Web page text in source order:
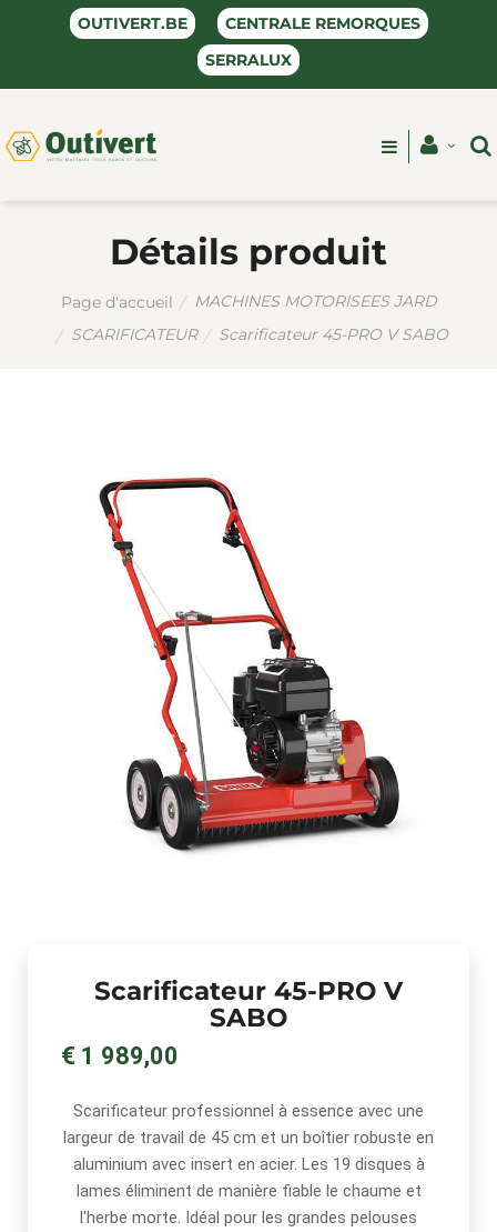
OUTIVERT.BE
CENTRALE REMORQUES
SERRALUX
Détails produit
Page d'accueil
MACHINES MOTORISEES JARD
SCARIFICATEUR
Scarificateur 45-PRO V SABO
Scarificateur 45-PRO V
SABO
€ 1 989,00
Scarificateur professionnel à essence avec une
largeur de travail de 45 cm et un boîtier robuste en
aluminium avec insert en acier. Les 19 disques à
lames éliminent de manière fiable le chaume et
l'herbe morte. Idéal pour les grandes pelouses